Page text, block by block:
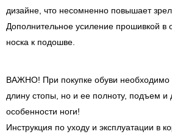
дизайне, что несомненно повышает
Дополнительное усиление прошивкой в
носка к подошве.
ВАЖНО! При покупке обуви необходимо
длину стопы, но и ее полноту, подъем и
особенности ноги!
Инструкция по уходу и эксплуатации в